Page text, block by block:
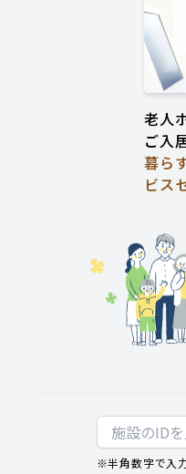
老人
ご入
暮ら
ビス
※半角数字で入